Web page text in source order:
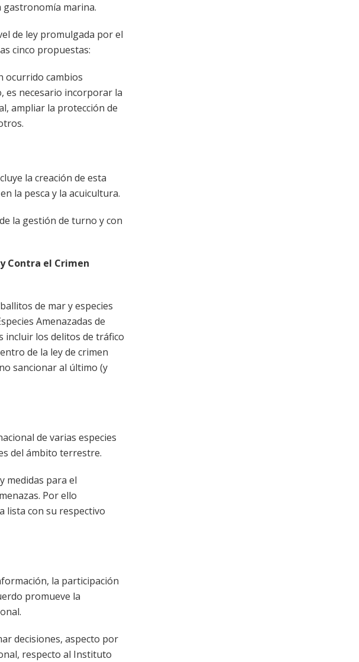
marina.
de ley promulgada por el
cinco propuestas:
ocurrido cambios
es necesario incorporar la
ampliar la protección de
la creación de esta
la pesca y la acuicultura.
la gestión de turno y con
Contra el Crimen
de mar y especies
Amenazadas de
incluir los delitos de tráfico
de la ley de crimen
sancionar al último (y
de varias especies
del ámbito terrestre.
medidas para el
Por ello
lista con su respectivo
la participación
promueve la
decisiones, aspecto por
respecto al Instituto